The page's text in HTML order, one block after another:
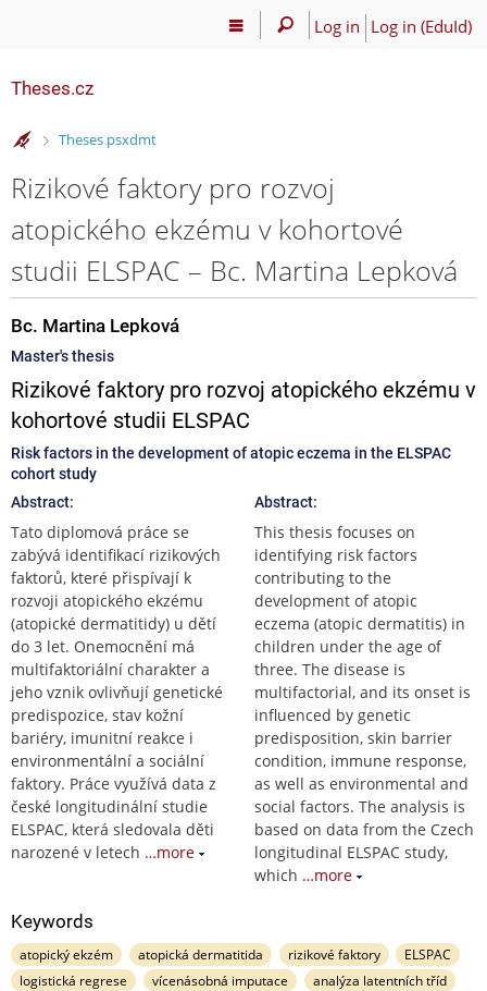
Log in Log in (EduId)
Theses.cz
>
Theses psxdmt
Rizikové faktory pro rozvoj
atopického ekzému v kohortové
studii ELSPAC – Bc. Martina Lepková
Bc. Martina Lepková
Master's thesis
Rizikové faktory pro rozvoj atopického ekzému v
kohortové studii ELSPAC
Risk factors in the development of atopic eczema in the ELSPAC
cohort study
Abstract:
Tato diplomová práce se
zabývá identifikací rizikových
faktorů, které přispívají k
rozvoji atopického ekzému
(atopické dermatitidy) u dětí
do 3 let. Onemocnění má
multifaktoriální charakter a
jeho vznik ovlivňují genetické
predispozice, stav kožní
bariéry, imunitní reakce i
environmentální a sociální
faktory. Práce využívá data z
české longitudinální studie
ELSPAC, která sledovala děti
narozené v letech …more
Abstract:
This thesis focuses on
identifying risk factors
contributing to the
development of atopic
eczema (atopic dermatitis) in
children under the age of
three. The disease is
multifactorial, and its onset is
influenced by genetic
predisposition, skin barrier
condition, immune response,
as well as environmental and
social factors. The analysis is
based on data from the Czech
longitudinal ELSPAC study,
which …more
Keywords
atopický ekzém atopická dermatitida rizikové faktory
ELSPAC
logistická regrese
vícenásobná imputace analýza latentních tříd